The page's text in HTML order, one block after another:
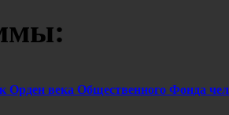
Орден века Общественного Фонда